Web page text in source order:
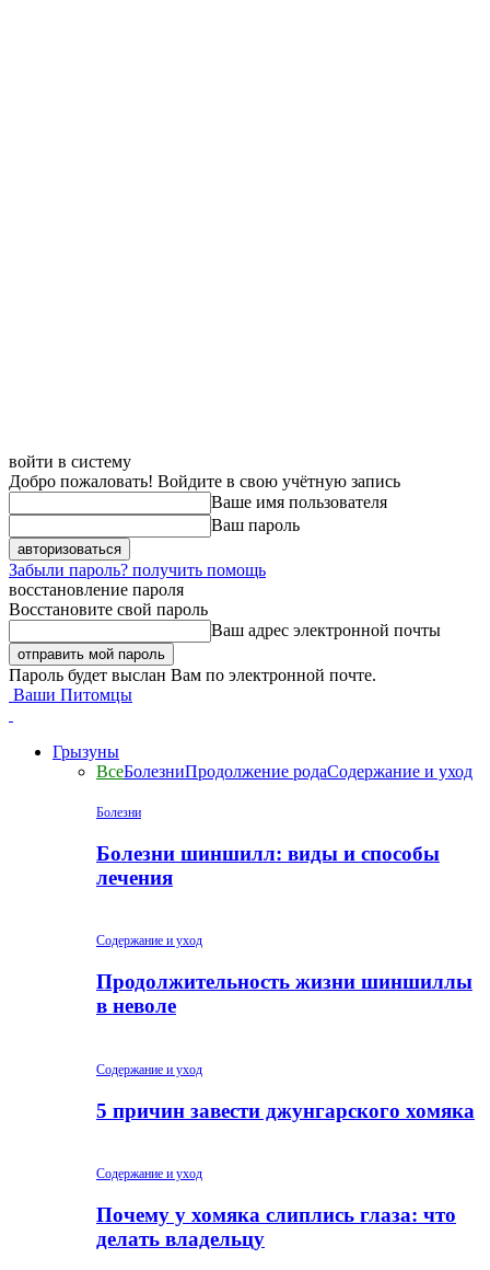
войти в систему
Добро пожаловать! Войдите в свою учётную запись
Ваше имя пользователя
Ваш пароль
Забыли пароль? получить помощь
восстановление пароля
Восстановите свой пароль
Ваш адрес электронной почты
Пароль будет выслан Вам по электронной почте.
Ваши Питомцы
Грызуны
ВсеБолезниПродолжение родаСодержание и уход
Болезни
Болезни шиншилл: виды и способы
лечения
Содержание и уход
Продолжительность жизни шиншиллы
в неволе
Содержание и уход
5 причин завести джунгарского хомяка
Содержание и уход
Почему у хомяка слиплись глаза: что
делать владельцу